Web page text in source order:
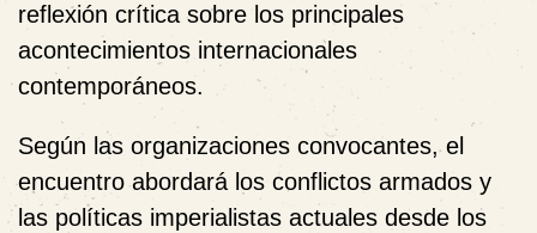
reflexión crítica sobre los principales
acontecimientos internacionales
contemporáneos.
Según las organizaciones convocantes, el
encuentro abordará los conflictos armados y
las políticas imperialistas actuales desde los